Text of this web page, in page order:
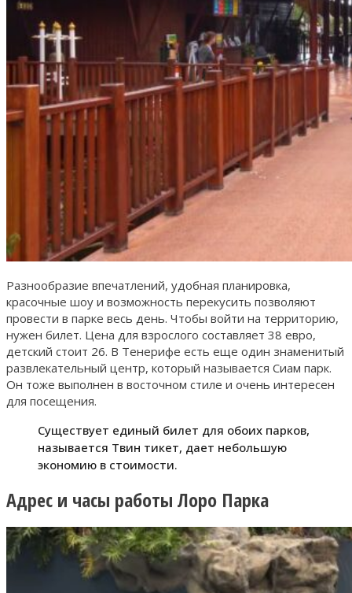
Разнообразие впечатлений, удобная планировка,
красочные шоу и возможность перекусить позволяют
провести в парке весь день. Чтобы войти на территорию,
нужен билет. Цена для взрослого составляет 38 евро,
детский стоит 26. В Тенерифе есть еще один знаменитый
развлекательный центр, который называется Сиам парк.
Он тоже выполнен в восточном стиле и очень интересен
для посещения.
Существует единый билет для обоих парков,
называется Твин тикет, дает небольшую
экономию в стоимости.
Адрес и часы работы Лоро Парка